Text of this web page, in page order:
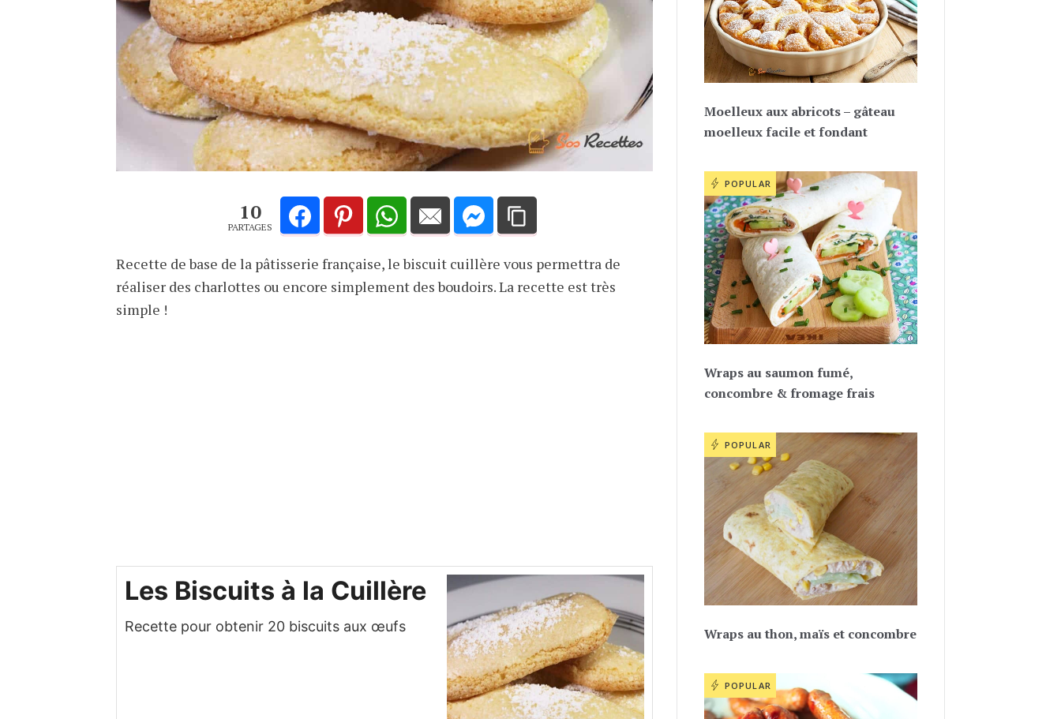
10
PARTAGES
Recette de base de la pâtisserie française, le biscuit cuillère vous permettra de
réaliser des charlottes ou encore simplement des boudoirs. La recette est très
simple !
Les Biscuits à la Cuillère
Recette pour obtenir 20 biscuits aux œufs
Moelleux aux abricots – gâteau
moelleux facile et fondant
POPULAR
Wraps au saumon fumé,
concombre & fromage frais
POPULAR
Wraps au thon, maïs et concombre
POPULAR